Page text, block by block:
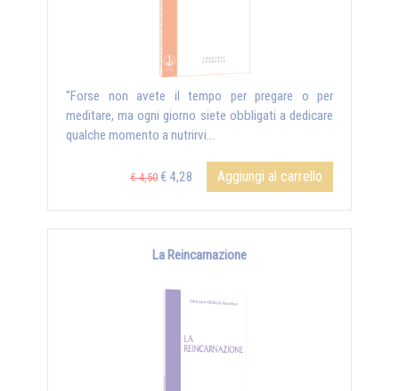
"Forse non avete il tempo per pregare o per
meditare, ma ogni giorno siete obbligati a dedicare
qualche momento a nutrirvi...
€ 4,50 € 4,28 Aggiungi al carrello
La Reincarnazione